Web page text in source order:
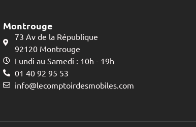
Montrouge
73 Av de la République
92120 Montrouge
Lundi au Samedi : 10h - 19h
01 40 92 95 53
info@lecomptoirdesmobiles.com